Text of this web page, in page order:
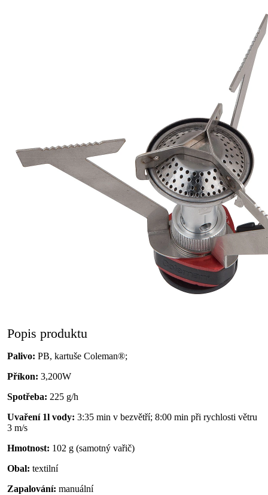
Popis produktu
Palivo: PB, kartuše Coleman®;
Příkon: 3,200W
Spotřeba: 225 g/h
Uvaření 1l vody: 3:35 min v bezvětří; 8:00 min při rychlosti větru
3 m/s
Hmotnost: 102 g (samotný vařič)
Obal: textilní
Zapalování: manuální